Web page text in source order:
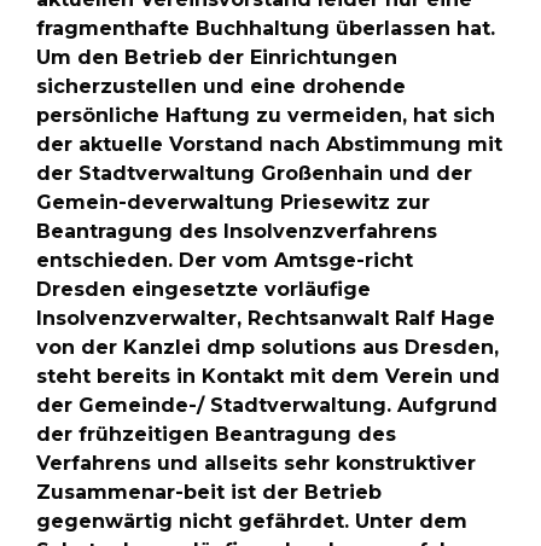
fragmenthafte Buchhaltung überlassen hat.
Um den Betrieb der Einrichtungen
sicherzustellen und eine drohende
persönliche Haftung zu vermeiden, hat sich
der aktuelle Vorstand nach Abstimmung mit
der Stadtverwaltung Großenhain und der
Gemein-deverwaltung Priesewitz zur
Beantragung des Insolvenzverfahrens
entschieden. Der vom Amtsge-richt
Dresden eingesetzte vorläufige
Insolvenzverwalter, Rechtsanwalt Ralf Hage
von der Kanzlei dmp solutions aus Dresden,
steht bereits in Kontakt mit dem Verein und
der Gemeinde-/ Stadtverwaltung. Aufgrund
der frühzeitigen Beantragung des
Verfahrens und allseits sehr konstruktiver
Zusammenar-beit ist der Betrieb
gegenwärtig nicht gefährdet. Unter dem